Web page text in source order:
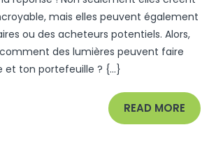
Rendre
Votre
mais elles peuvent également
ou des acheteurs potentiels. Alors,
des lumières peuvent faire
et ton portefeuille ? {...}
READ MORE READ
MORE